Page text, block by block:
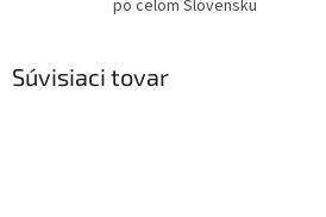
po celom Slovensku
Súvisiaci tovar